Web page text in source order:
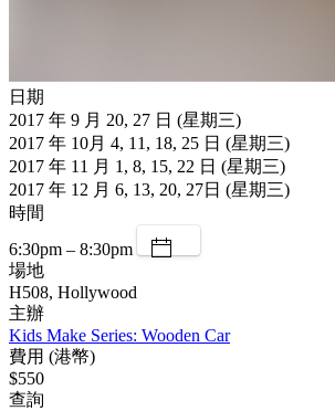
日期
2017 年 9 月 20, 27 日 (星期三)
2017 年 10月 4, 11, 18, 25 日 (星期三)
2017 年 11 月 1, 8, 15, 22 日 (星期三)
2017 年 12 月 6, 13, 20, 27日 (星期三)
時間
6:30pm – 8:30pm
場地
H508, Hollywood
主辦
Kids Make Series: Wooden Car
費用 (港幣)
$550
查詢